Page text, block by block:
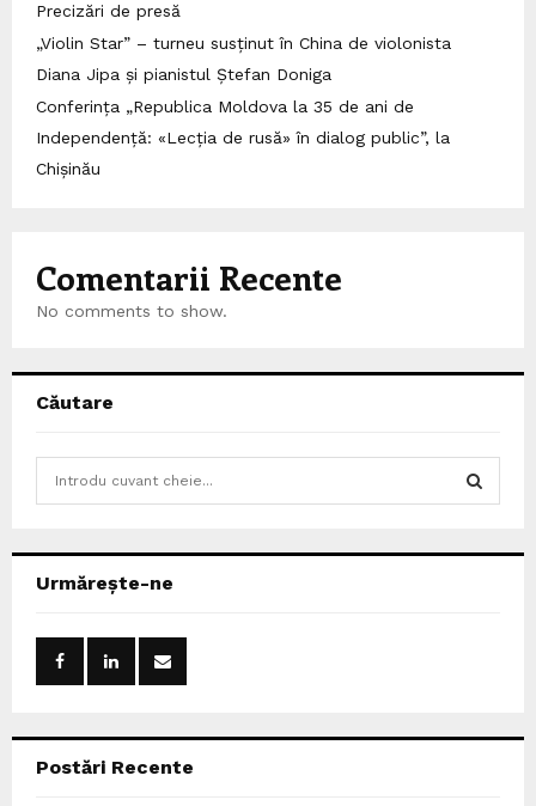
Precizări de presă
„Violin Star” – turneu susținut în China de violonista
Diana Jipa și pianistul Ștefan Doniga
Conferința „Republica Moldova la 35 de ani de
Independență: «Lecția de rusă» în dialog public”, la
Chișinău
Comentarii Recente
No comments to show.
Căutare
h
Urmărește-ne
Postări Recente